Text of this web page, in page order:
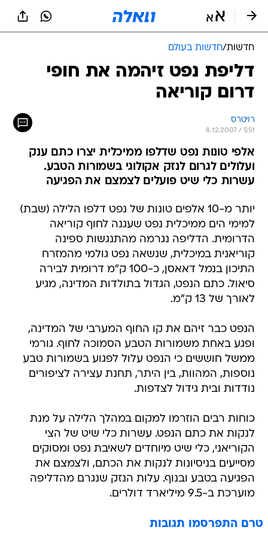
חדשות/חדשות בעולם
דליפת נפט זיהמה את חופי
דרום קוריאה
רויטרס
8.12.2007 / 5:51
אלפי טונות נפט שדלפו ממיכלית יצרו כתם ענק
ועלולים לגרום לנזק אקולוגי בשמורות הטבע.
עשרות כלי שיט פועלים לצמצם את הפגיעה
יותר מ-10 אלפים טונות של נפט דלפו הלילה (שבת)
למימי הים ממיכלית נפט שעגנה לחוף קוריאה
הדרומית. הדליפה נגרמה מהתנגשות ספינה
קוריאנית במיכלית, שנשאה נפט גולמי מהמזרח
התיכון בנמל דאאסן, כ-100 ק"מ דרומית לבירה
סיאול. כתם הנפט, הגדול בתולדות המדינה, מגיע
לאורך של 13 ק"מ.
הנפט כבר זיהם את קו החוף המערבי של המדינה,
ופגע באחת משמורות הטבע הסמוכה לחוף. גורמי
ממשל חוששים כי הנפט עלול לפגוע בשמורות טבע
נוספות, המהוות, בין היתר, תחנת עצירה לציפורים
נודדות ובית גידול לצדפות.
כוחות רבים הוזרמו למקום במהלך הלילה על מנת
לנקות את כתם הנפט. עשרות כלי שיט של הצי
הקוריאני, כלי שיט מיוחדים לשאיבת נפט ומסוקים
מסייעים בניסיונות לנקות את הכתם, ולצמצם את
הפגיעה בטבע ובנוף. עלות הנזק שנגרם מהדליפה
מוערכת ב-9.5 מיליארד דולרים.
טרם התפרסמו תגובות